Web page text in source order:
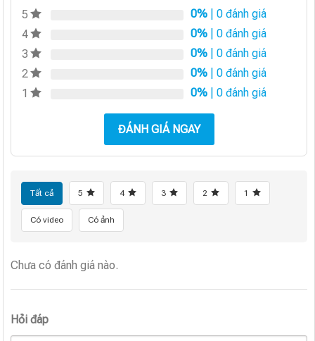
5 0% | 0 đánh giá
4
0% | 0 đánh giá
3
0% | 0 đánh giá
2
0% | 0 đánh giá
1
0% | 0 đánh giá
ĐÁNH GIÁ NGAY
Tất cả 5 4 3 2 1
Có video Có ảnh
Chưa có đánh giá nào.
Hỏi đáp